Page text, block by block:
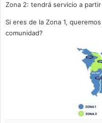
Zona 2: tendrá servicio a
Si eres de la Zona 1,
comunidad?